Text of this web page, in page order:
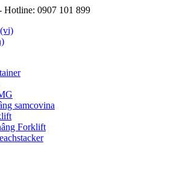
Hotline: 0907 101 899
Forklift